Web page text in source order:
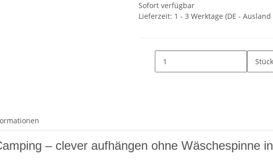
Sofort verfügbar
Lieferzeit: 1 - 3 Werktage (DE -
Stück
– clever aufhängen ohne Wäschespinne